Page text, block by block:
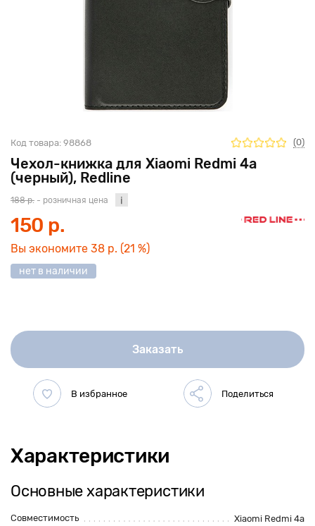
Чехол-книжка для Xiaomi Redmi 4a
(черный), Redline
Код товара: 98868 (0)
188 р. - розничная цена
150 р.
Вы экономите 38 р. (21 %)
нет в наличии
Заказать
Характеристики
Основные характеристики
Совместимость Xiaomi Redmi 4a